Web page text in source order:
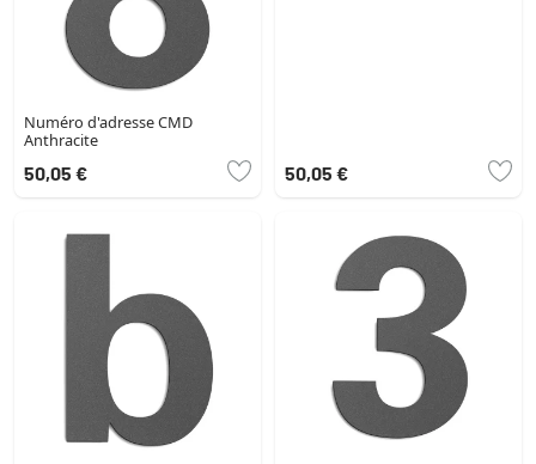
Numéro d'adresse CMD
Anthracite
50,05 € 50,05 €